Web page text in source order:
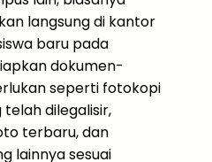
langsung di kantor
baru pada
dokumen-
seperti fotokopi
dilegalisir,
terbaru, dan
lainnya sesuai